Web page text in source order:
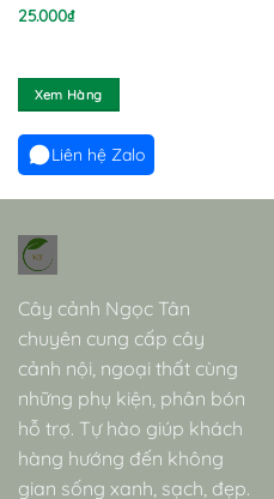
25.000₫
Xem Hàng
Liên hệ Zalo
Cây cảnh Ngọc Tân
chuyên cung cấp cây
cảnh nội, ngoại thất cùng
những phụ kiện, phân bón
hỗ trợ. Tự hào giúp khách
hàng hướng đến không
gian sống xanh, sạch, đẹp.